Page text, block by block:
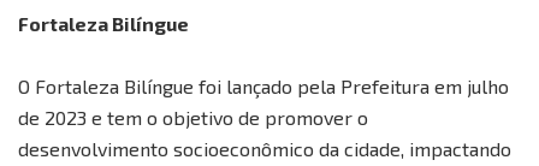
Fortaleza Bilíngue
O Fortaleza Bilíngue foi lançado pela Prefeitura em julho
de 2023 e tem o objetivo de promover o
desenvolvimento socioeconômico da cidade, impactando